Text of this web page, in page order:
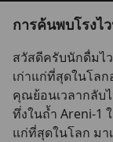
การค้นพบโรงไ
สวัสดีครับนักดื่มไ
เก่าแก่ที่สุดในโล
คุณย้อนเวลากลับ
ทึ่งในถ้ำ Areni-1
แก่ที่สุดในโลก มา